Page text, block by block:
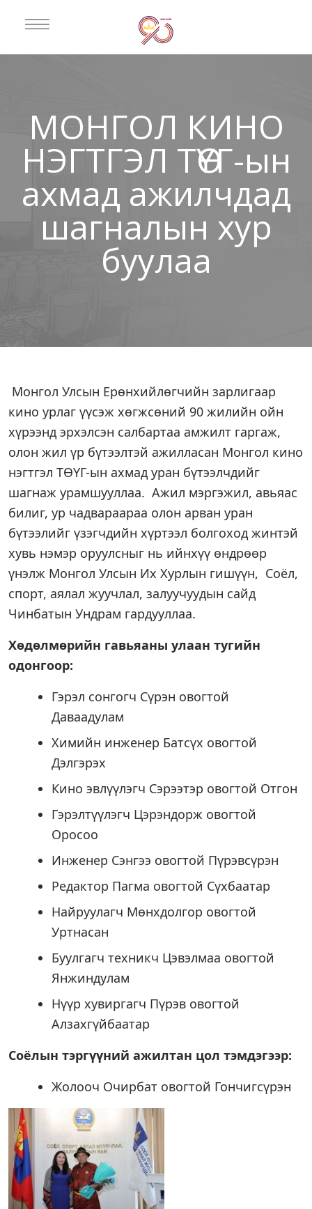
МОНГОЛ КИНО
НЭГТГЭЛ ТӨҮГ-ын
ахмад ажилчдад
шагналын хур
буулаа
Монгол Улсын Ерөнхийлөгчийн зарлигаар
кино урлаг үүсэж хөгжсөний 90 жилийн ойн
хүрээнд эрхэлсэн салбартаа амжилт гаргаж,
олон жил үр бүтээлтэй ажилласан Монгол кино
нэгтгэл ТӨҮГ-ын ахмад уран бүтээлчдийг
шагнаж урамшууллаа. Ажил мэргэжил, авьяас
билиг, ур чадвараараа олон арван уран
бүтээлийг үзэгчдийн хүртээл болгоход жинтэй
хувь нэмэр оруулсныг нь ийнхүү өндрөөр
үнэлж Монгол Улсын Их Хурлын гишүүн, Соёл,
спорт, аялал жуучлал, залуучуудын сайд
Чинбатын Ундрам гардууллаа.
Хөдөлмөрийн гавьяаны улаан тугийн
одонгоор:
Гэрэл сонгогч Сүрэн овогтой
Даваадулам
Химийн инженер Батсүх овогтой
Дэлгэрэх
Кино эвлүүлэгч Сэрээтэр овогтой Отгон
Гэрэлтүүлэгч Цэрэндорж овогтой
Оросоо
Инженер Сэнгээ овогтой Пүрэвсүрэн
Редактор Пагма овогтой Сүхбаатар
Найруулагч Мөнхдолгор овогтой
Уртнасан
Буулгагч техникч Цэвэлмаа овогтой
Янжиндулам
Нүүр хувиргагч Пүрэв овогтой
Алзахгүйбаатар
Соёлын тэргүүний ажилтан цол тэмдэгээр:
Жолооч Очирбат овогтой Гончигсүрэн